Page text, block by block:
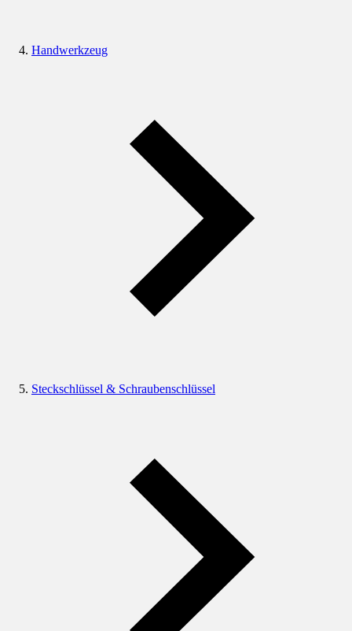
Handwerkzeug
Steckschlüssel & Schraubenschlüssel